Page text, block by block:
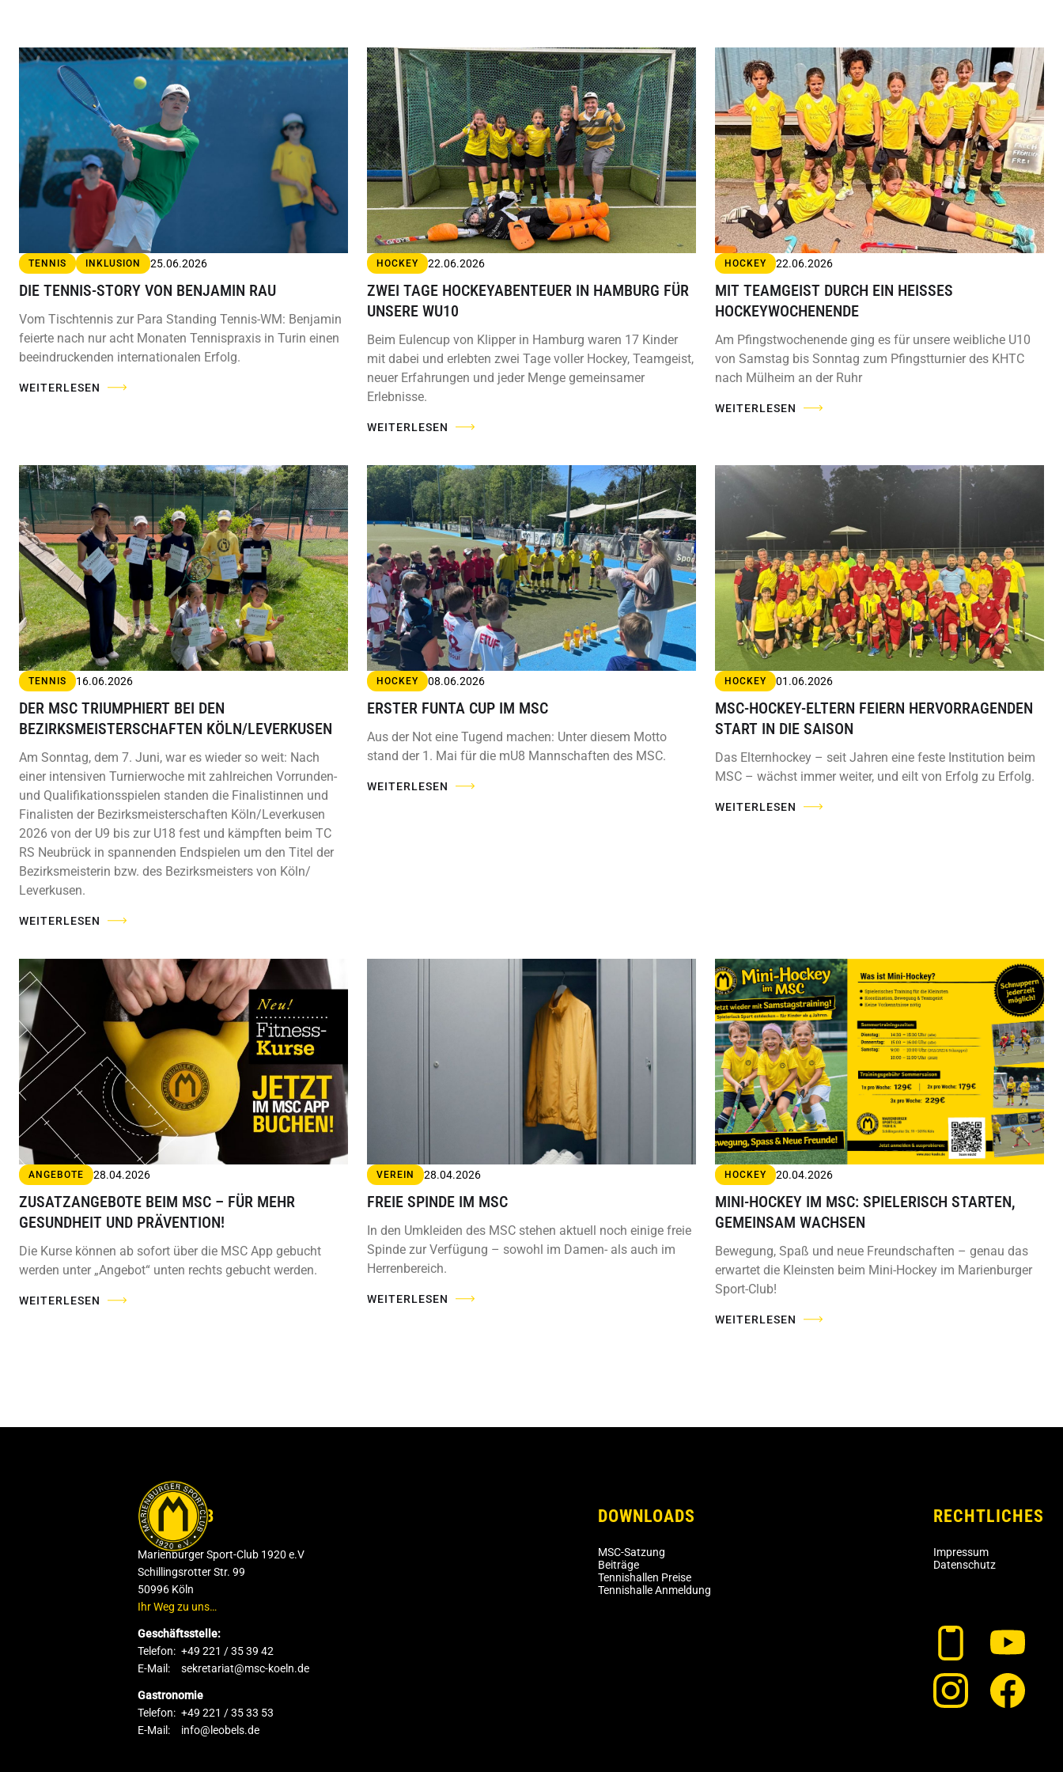
TENNIS INKLUSION 25.06.2026
DIE TENNIS-STORY VON BENJAMIN RAU
Vom Tischtennis zur Para Standing Tennis-WM: Benjamin
feierte nach nur acht Monaten Tennispraxis in Turin einen
beeindruckenden internationalen Erfolg.
WEITERLESEN
HOCKEY 22.06.2026
ZWEI TAGE HOCKEYABENTEUER IN HAMBURG FÜR
UNSERE WU10
Beim Eulencup von Klipper in Hamburg waren 17 Kinder
mit dabei und erlebten zwei Tage voller Hockey, Teamgeist,
neuer Erfahrungen und jeder Menge gemeinsamer
Erlebnisse.
WEITERLESEN
HOCKEY 22.06.2026
MIT TEAMGEIST DURCH EIN HEISSES H
OCKEYWOCHENENDE
Am Pfingstwochenende ging es für unsere weibliche U10
von Samstag bis Sonntag zum Pfingstturnier des KHTC
nach Mülheim an der Ruhr
WEITERLESEN
TENNIS 16.06.2026
DER MSC TRIUMPHIERT BEI DEN
BEZIRKSMEISTERSCHAFTEN KÖLN/LEVERKUSEN
Am Sonntag, dem 7. Juni, war es wieder so weit: Nach
einer intensiven Turnierwoche mit zahlreichen Vorrunden-
und Qualifikationsspielen standen die Finalistinnen und
Finalisten der Bezirksmeisterschaften Köln/Leverkusen
2026 von der U9 bis zur U18 fest und kämpften beim TC
RS Neubrück in spannenden Endspielen um den Titel der
Bezirksmeisterin bzw. des Bezirksmeisters von Köln/
Leverkusen.
WEITERLESEN
HOCKEY 08.06.2026
ERSTER FUNTA CUP IM MSC
Aus der Not eine Tugend machen: Unter diesem Motto
stand der 1. Mai für die mU8 Mannschaften des MSC.
WEITERLESEN
HOCKEY 01.06.2026
MSC-HOCKEY-ELTERN FEIERN HERVORRAGENDEN
START IN DIE SAISON
Das Elternhockey – seit Jahren eine feste Institution beim
MSC – wächst immer weiter, und eilt von Erfolg zu Erfolg.
WEITERLESEN
ANGEBOTE 28.04.2026
ZUSATZANGEBOTE BEIM MSC – FÜR MEHR
GESUNDHEIT UND PRÄVENTION!
Die Kurse können ab sofort über die MSC App gebucht
werden unter „Angebot“ unten rechts gebucht werden.
WEITERLESEN
VEREIN 28.04.2026
FREIE SPINDE IM MSC
In den Umkleiden des MSC stehen aktuell noch einige freie
Spinde zur Verfügung – sowohl im Damen- als auch im
Herrenbereich.
WEITERLESEN
HOCKEY 20.04.2026
MINI-HOCKEY IM MSC: SPIELERISCH STARTEN,
GEMEINSAM WACHSEN
Bewegung, Spaß und neue Freundschaften – genau das
erwartet die Kleinsten beim Mini-Hockey im Marienburger
Sport-Club!
WEITERLESEN
DER CLUB
Marienburger Sport-Club 1920 e.V
Schillingsrotter Str. 99
50996 Köln
Ihr Weg zu uns…
Geschäftsstelle:
Telefon: +49 221 / 35 39 42
E-Mail:
sekretariat@msc-koeln.de
Gastronomie
Telefon: +49 221 / 35 33 53
E-Mail:
info@leobels.de
DOWNLOADS
MSC-Satzung
Beiträge
Tennishallen Preise
Tennishalle Anmeldung
RECHTLICHES
Impressum
Datenschutz